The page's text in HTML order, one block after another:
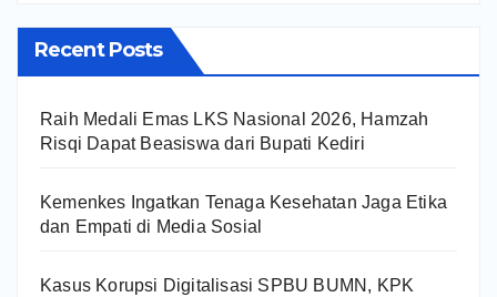
Recent Posts
Raih Medali Emas LKS Nasional 2026, Hamzah
Risqi Dapat Beasiswa dari Bupati Kediri
Kemenkes Ingatkan Tenaga Kesehatan Jaga Etika
dan Empati di Media Sosial
Kasus Korupsi Digitalisasi SPBU BUMN, KPK